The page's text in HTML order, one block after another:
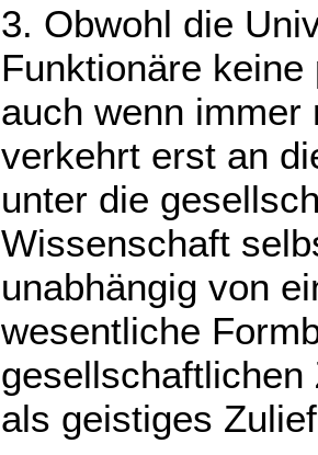
3. Obwohl die
Funktionäre
auch wenn immer
verkehrt erst an
unter die
Wissenschaft
unabhängig von
wesentliche
als geistiges